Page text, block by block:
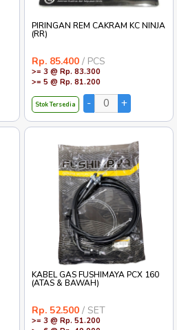
PIRINGAN REM CAKRAM KC NINJA
(RR)
Rp. 85.400 / PCS
>= 3 @ Rp. 83.300
>= 5 @ Rp. 81.200
Stok Tersedia
KABEL GAS FUSHIMAYA PCX 160
(ATAS & BAWAH)
Rp. 52.500 / SET
>= 3 @ Rp. 51.200